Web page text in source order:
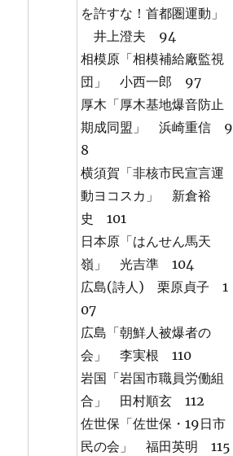
を許すな！首都圏運動」
井上澄夫 94
相模原「相模補給廠監視
団」 小西一郎 97
厚木「厚木基地爆音防止
期成同盟」 浜崎重信 9
8
横須賀「非核市民宣言運
動ヨコスカ」 新倉裕
史 101
日本原「はんせん馬天
嶺」 光吉準 104
広島(詩人) 栗原貞子 1
07
広島「朝鮮人被爆者の
会」 李実根 110
岩国「岩国市職員労働組
合」 田村順玄 112
佐世保「佐世保・19日市
民の会」 福田英明 115